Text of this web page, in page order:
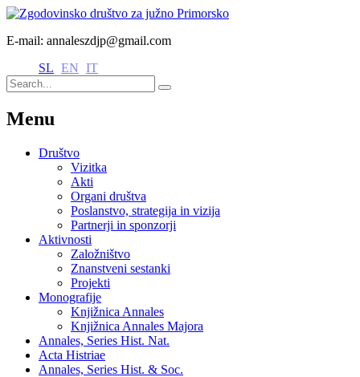
E-mail: annaleszdjp@gmail.com
SL EN IT
Menu
Društvo
Vizitka
Akti
Organi društva
Poslanstvo, strategija in vizija
Partnerji in sponzorji
Aktivnosti
Založništvo
Znanstveni sestanki
Projekti
Monografije
Knjižnica Annales
Knjižnica Annales Majora
Annales, Series Hist. Nat.
Acta Histriae
Annales, Series Hist. & Soc.